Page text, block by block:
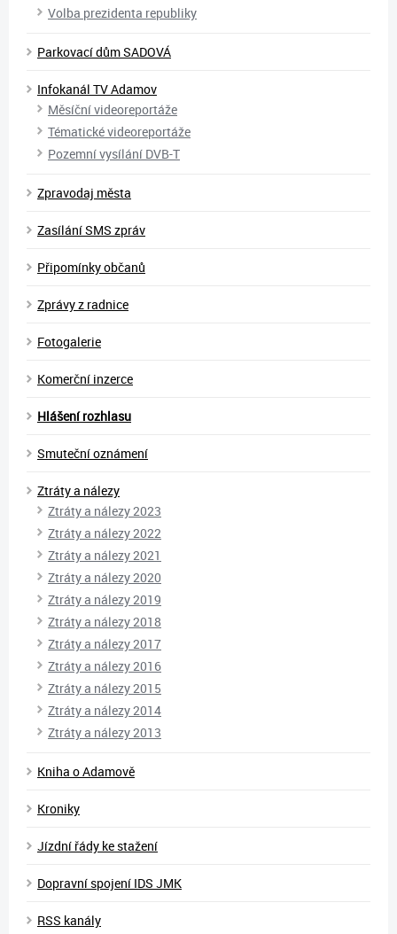
Volba prezidenta republiky
Parkovací dům SADOVÁ
Infokanál TV Adamov
Měsíční videoreportáže
Tématické videoreportáže
Pozemní vysílání DVB-T
Zpravodaj města
Zasílání SMS zpráv
Připomínky občanů
Zprávy z radnice
Fotogalerie
Komerční inzerce
Hlášení rozhlasu
Smuteční oznámení
Ztráty a nálezy
Ztráty a nálezy 2023
Ztráty a nálezy 2022
Ztráty a nálezy 2021
Ztráty a nálezy 2020
Ztráty a nálezy 2019
Ztráty a nálezy 2018
Ztráty a nálezy 2017
Ztráty a nálezy 2016
Ztráty a nálezy 2015
Ztráty a nálezy 2014
Ztráty a nálezy 2013
Kniha o Adamově
Kroniky
Jízdní řády ke stažení
Dopravní spojení IDS JMK
RSS kanály